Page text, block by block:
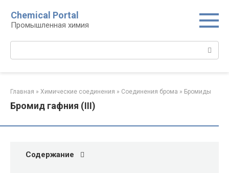
контенту
Chemical Portal
Промышленная химия
Главная » Химические соединения » Соединения брома‎ » Бромиды‎
Бромид гафния (III)
Содержание